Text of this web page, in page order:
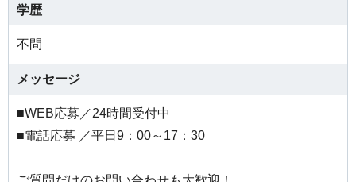
学歴
不問
メッセージ
■WEB応募／24時間受付中
■電話応募 ／平日9：00～17：30